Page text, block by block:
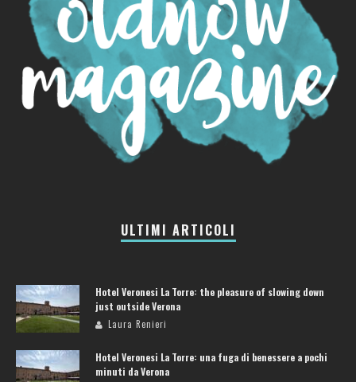
ULTIMI ARTICOLI
Hotel Veronesi La Torre: the pleasure of slowing down
just outside Verona
Laura Renieri
Hotel Veronesi La Torre: una fuga di benessere a pochi
minuti da Verona